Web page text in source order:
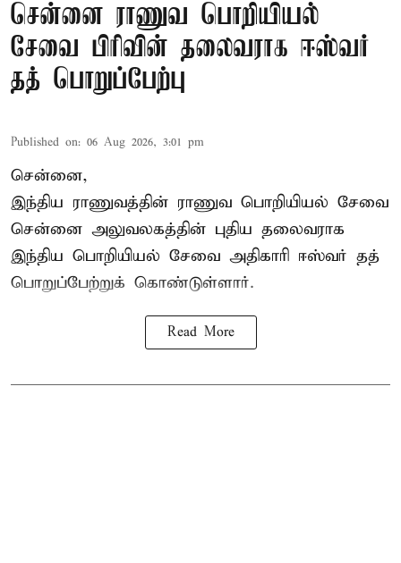
சென்னை ராணுவ பொறியியல்
சேவை பிரிவின் தலைவராக ஈஸ்வர்
தத் பொறுப்பேற்பு
Published on: 06 Aug 2026, 3:01 pm
சென்னை,
இந்திய ராணுவத்தின் ராணுவ பொறியியல் சேவை
சென்னை அலுவலகத்தின் புதிய தலைவராக
இந்திய பொறியியல் சேவை அதிகாரி ஈஸ்வர் தத்
பொறுப்பேற்றுக் கொண்டுள்ளார்.
Read More